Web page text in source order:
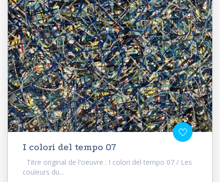
I colori del tempo 07
Titre original de l'oeuvre : I colori del tempo 07 / Les
couleurs du...